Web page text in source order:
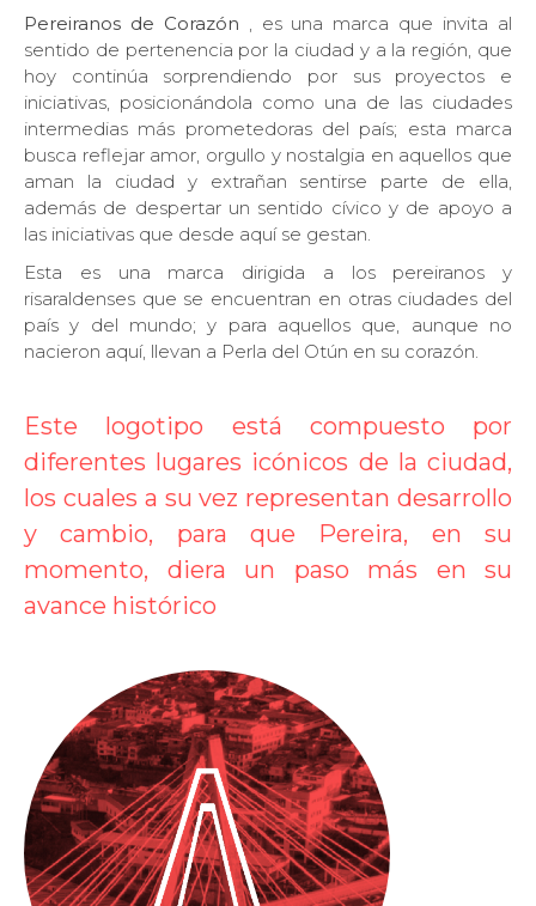
Pereiranos de Corazón , es una marca que invita al
sentido de pertenencia por la ciudad y a la región, que
hoy continúa sorprendiendo por sus proyectos e
iniciativas, posicionándola como una de las ciudades
intermedias más prometedoras del país; esta marca
busca reflejar amor, orgullo y nostalgia en aquellos que
aman la ciudad y extrañan sentirse parte de ella,
además de despertar un sentido cívico y de apoyo a
las iniciativas que desde aquí se gestan.
Esta es una marca dirigida a los pereiranos y
risaraldenses que se encuentran en otras ciudades del
país y del mundo; y para aquellos que, aunque no
nacieron aquí, llevan a Perla del Otún en su corazón.
Este logotipo está compuesto por
diferentes lugares icónicos de la ciudad,
los cuales a su vez representan desarrollo
y cambio, para que Pereira, en su
momento, diera un paso más en su
avance histórico